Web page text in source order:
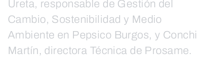
Ureta, responsable de Gestión del
Cambio, Sostenibilidad y Medio
Ambiente en Pepsico Burgos, y Conchi
Martín, directora Técnica de Prosame.